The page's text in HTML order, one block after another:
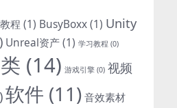
程 (1) BusyBoxx(1) Unity
Unreal资产(1) 学习教程 (0)
(14) 游戏引擎 (0) 视频
软件 (11)音效素材